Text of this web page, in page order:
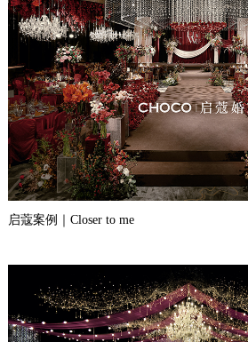
启蔻案例｜Closer to me